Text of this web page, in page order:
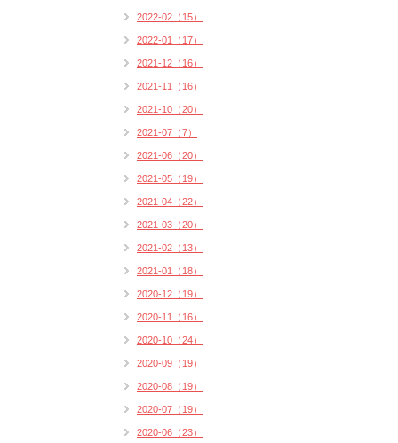
2022-02（15）
2022-01（17）
2021-12（16）
2021-11（16）
2021-10（20）
2021-07（7）
2021-06（20）
2021-05（19）
2021-04（22）
2021-03（20）
2021-02（13）
2021-01（18）
2020-12（19）
2020-11（16）
2020-10（24）
2020-09（19）
2020-08（19）
2020-07（19）
2020-06（23）